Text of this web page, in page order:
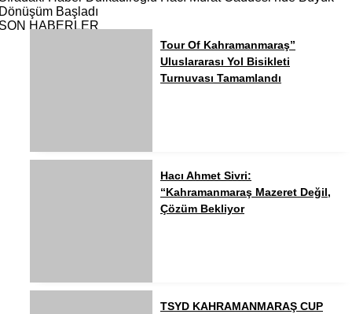
Başladı
HABERLER
Tour Of Kahramanmaraş”
Uluslararası Yol Bisikleti
Turnuvası Tamamlandı
Hacı Ahmet Sivri:
“Kahramanmaraş Mazeret Değil,
Çözüm Bekliyor
TSYD KAHRAMANMARAŞ CUP